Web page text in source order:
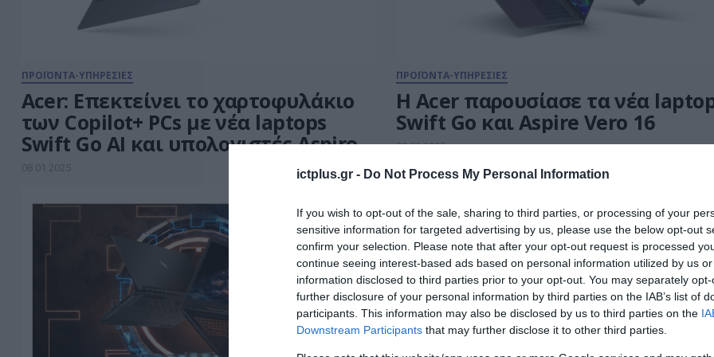
ictplus.gr - Do Not Process My Personal Information
If you wish to opt-out of the sale, sharing to third parties, or processing of your
sensitive information for targeted advertising by us, please use the below opt-out
confirm your selection. Please note that after your opt-out request is processed
continue seeing interest-based ads based on personal information utilized by us
information disclosed to third parties prior to your opt-out. You may separately
further disclosure of your personal information by third parties on the IAB’s list of
participants. This information may also be disclosed by us to third parties on the
Downstream Participants that may further disclose it to other third parties.
ΠΡΟΪΟΝΤΑ-ΥΠΗΡΕΣΙΕΣ
Acer: Επεκτείνει το χαρτοφυλάκιο
των Copilot+ PCs με νέα laptops
Swift Go AI και υπολογιστές Aspire
08.01.2025
ΠΡΟΪΟΝΤΑ-ΥΠΗΡΕΣΙΕΣ
Η Acer παρουσίασε τα νέα
Swift Go και Aspire Vero 16
08.01.2025